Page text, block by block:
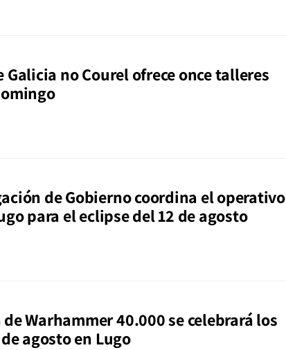
Galicia no Courel ofrece once talleres
de Gobierno coordina el operativo
para el eclipse del 12 de agosto
de Warhammer 40.000 se celebrará los
agosto en Lugo